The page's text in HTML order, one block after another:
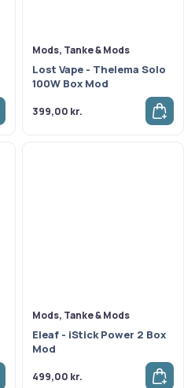
Mods, Tanke & Mods
Lost Vape - Thelema Solo
100W Box Mod
399,00 kr.
Mods, Tanke & Mods
Eleaf - iStick Power 2 Box
Mod
499,00 kr.